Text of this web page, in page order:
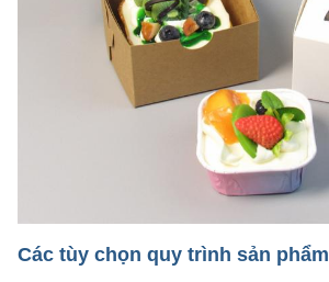
Các tùy chọn quy trình sản phẩm